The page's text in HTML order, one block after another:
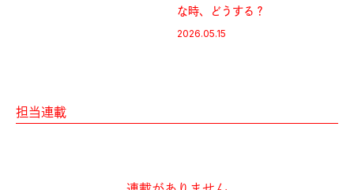
な時、どうする？
2026.05.15
担当連載